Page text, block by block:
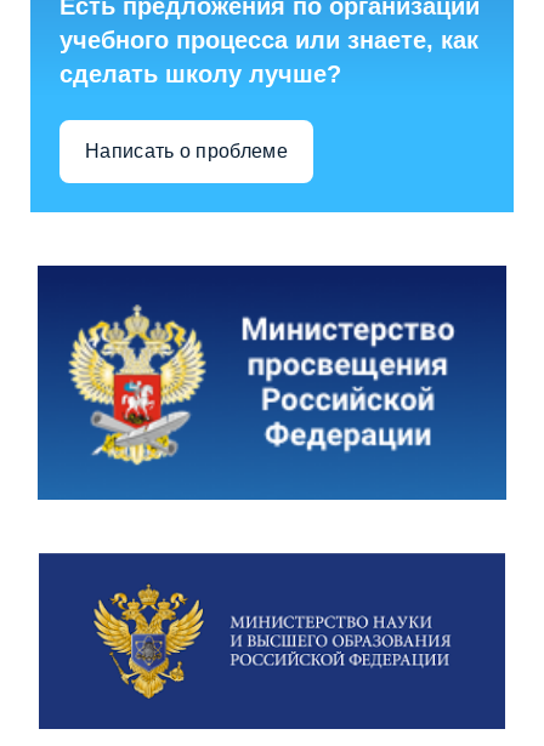
Есть предложения по организации
учебного процесса или знаете, как
сделать школу лучше?
Написать о проблеме